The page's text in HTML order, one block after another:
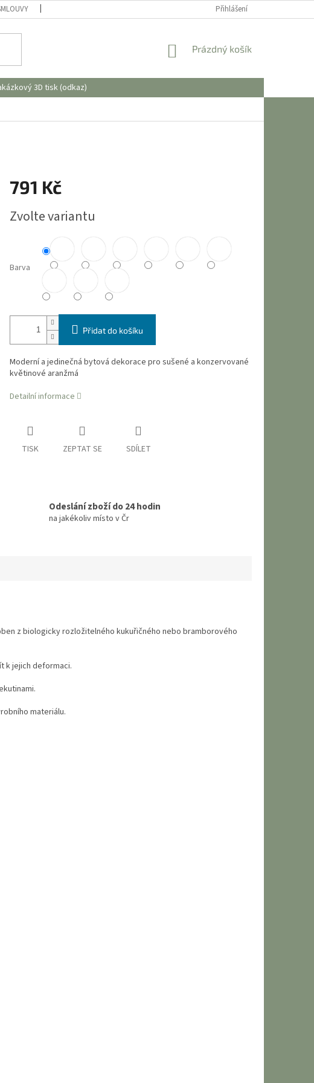
Přihlášení
NÁKUPNÍ
Prázdný košík
3D tisk (odkaz)
791 Kč
cena:
Zvolte variantu
Barva
Přidat do košíku
Moderní a jedinečná bytová dekorace pro sušené a konzervované
květinové aranžmá
Detailní informace
TISK ZEPTAT SE SDÍLET
Odeslání zboží do 24 hodin
na jakékoliv místo v Čr
z biologicky rozložitelného kukuřičného nebo bramborového
k jejich deformaci.
materiálu.